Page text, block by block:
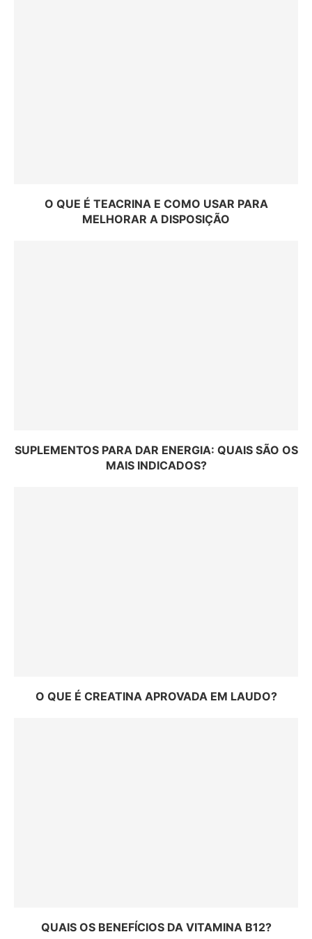
O QUE É TEACRINA E COMO USAR PARA
MELHORAR A DISPOSIÇÃO
SUPLEMENTOS PARA DAR ENERGIA: QUAIS SÃO OS
MAIS INDICADOS?
O QUE É CREATINA APROVADA EM LAUDO?
QUAIS OS BENEFÍCIOS DA VITAMINA B12?